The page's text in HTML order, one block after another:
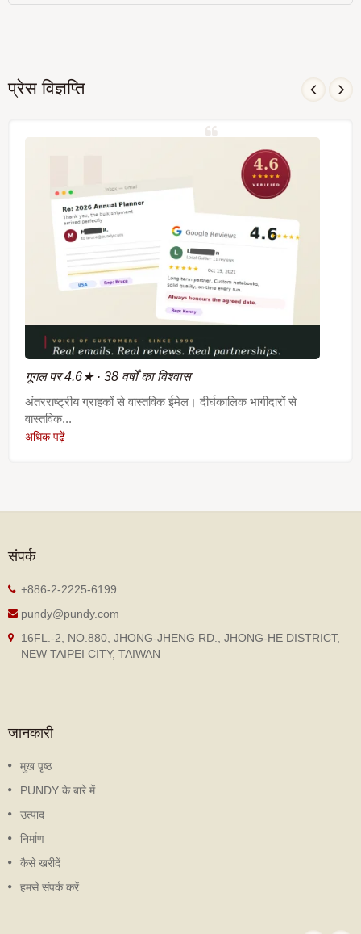
प्रेस विज्ञप्ति
गूगल पर 4.6★ · 38 वर्षों का विश्वास
अंतरराष्ट्रीय ग्राहकों से वास्तविक ईमेल। दीर्घकालिक भागीदारों से
वास्तविक...
अधिक पढ़ें
संपर्क
+886-2-2225-6199
pundy@pundy.com
16FL.-2, NO.880, JHONG-JHENG RD., JHONG-HE DISTRICT,
NEW TAIPEI CITY, TAIWAN
जानकारी
मुख पृष्ठ
PUNDY के बारे में
उत्पाद
निर्माण
कैसे खरीदें
हमसे संपर्क करें